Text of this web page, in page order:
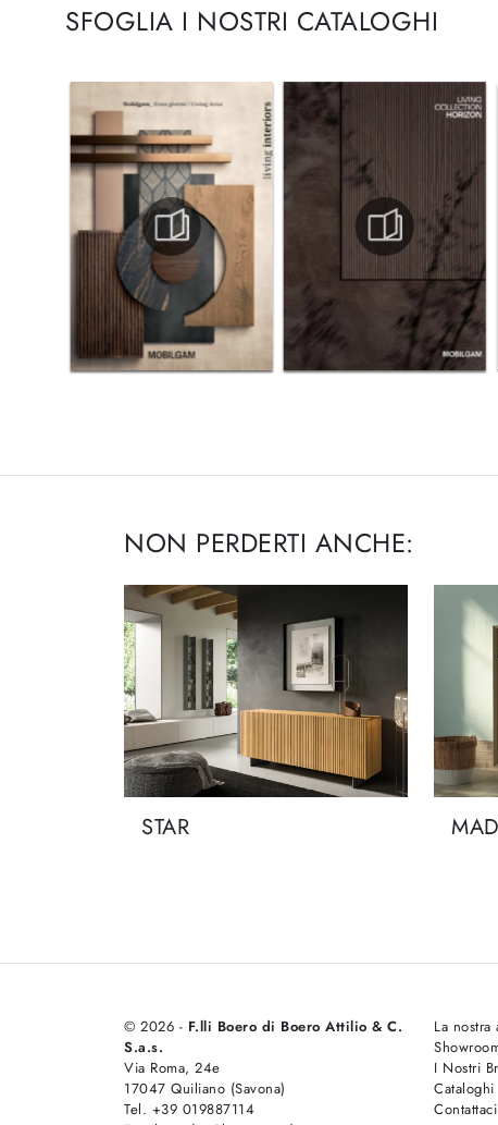
SFOGLIA I NOSTRI CATALOGHI
NON PERDERTI ANCHE:
STAR
© 2026 - F.lli Boero di Boero Attilio & C.
S.a.s.
Via Roma, 24e
17047 Quiliano (Savona)
Tel. +39 019887114
La nostra
I Nostri
Cataloghi
Contattaci